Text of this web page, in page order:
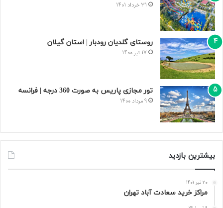
31 خرداد 1401
روستای گلدیان رودبار | استان گیلان
17 تیر 1400
تور مجازی پاریس به صورت 360 درجه | فرانسه
9 مرداد 1400
بیشترین بازدید
20 تیر 1401
مراکز خرید سعادت‌ آباد تهران